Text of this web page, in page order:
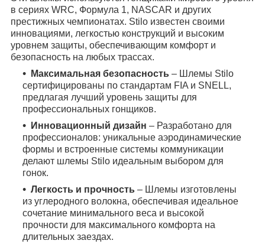
в сериях WRC, Формула 1, NASCAR и других
престижных чемпионатах. Stilo известен своими
инновациями, легкостью конструкций и высоким
уровнем защиты, обеспечивающим комфорт и
безопасность на любых трассах.
Максимальная безопасность – Шлемы Stilo
сертифицированы по стандартам FIA и SNELL,
предлагая лучший уровень защиты для
профессиональных гонщиков.
Инновационный дизайн – Разработано для
профессионалов: уникальные аэродинамические
формы и встроенные системы коммуникации
делают шлемы Stilo идеальным выбором для
гонок.
Легкость и прочность – Шлемы изготовлены
из углеродного волокна, обеспечивая идеальное
сочетание минимального веса и высокой
прочности для максимального комфорта на
длительных заездах.